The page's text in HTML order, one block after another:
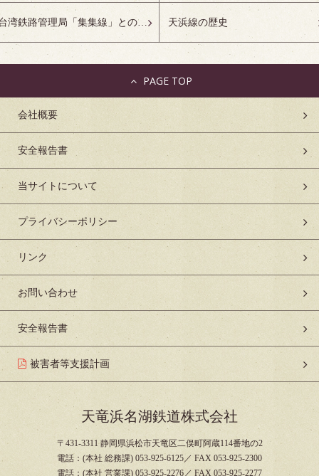
台湾鉄路管理局「集集線」との姉妹鉄道協定について 天浜線の歴史
会社概要
安全報告書
当サイトについて
プライバシーポリシー
リンク
お問い合わせ
安全報告書
被害者等支援計画
天竜浜名湖鉄道株式会社
〒431-3311 静岡県浜松市天竜区二俣町阿蔵114番地の2
電話：(本社 総務課) 053-925-6125／ FAX 053-925-2300
電話：(本社 営業課) 053-925-2276／ FAX 053-925-2277
PAGE TOP